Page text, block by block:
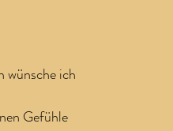
wünsche ich
Gefühle